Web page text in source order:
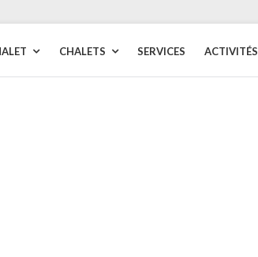
CHALETS SERVICES ACTIVITÉS